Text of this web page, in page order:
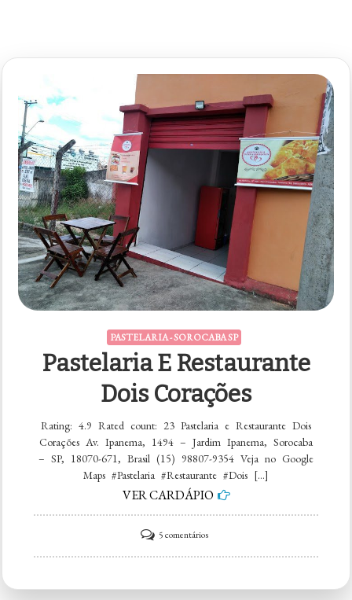
PASTELARIA - SOROCABA SP
Pastelaria E Restaurante
Dois Corações
Rating: 4.9 Rated count: 23 Pastelaria e Restaurante Dois
Corações Av. Ipanema, 1494 – Jardim Ipanema, Sorocaba
– SP, 18070-671, Brasil (15) 98807-9354 Veja no Google
Maps #Pastelaria #Restaurante #Dois […]
VER CARDÁPIO
5 comentáriosem
Pastelaria